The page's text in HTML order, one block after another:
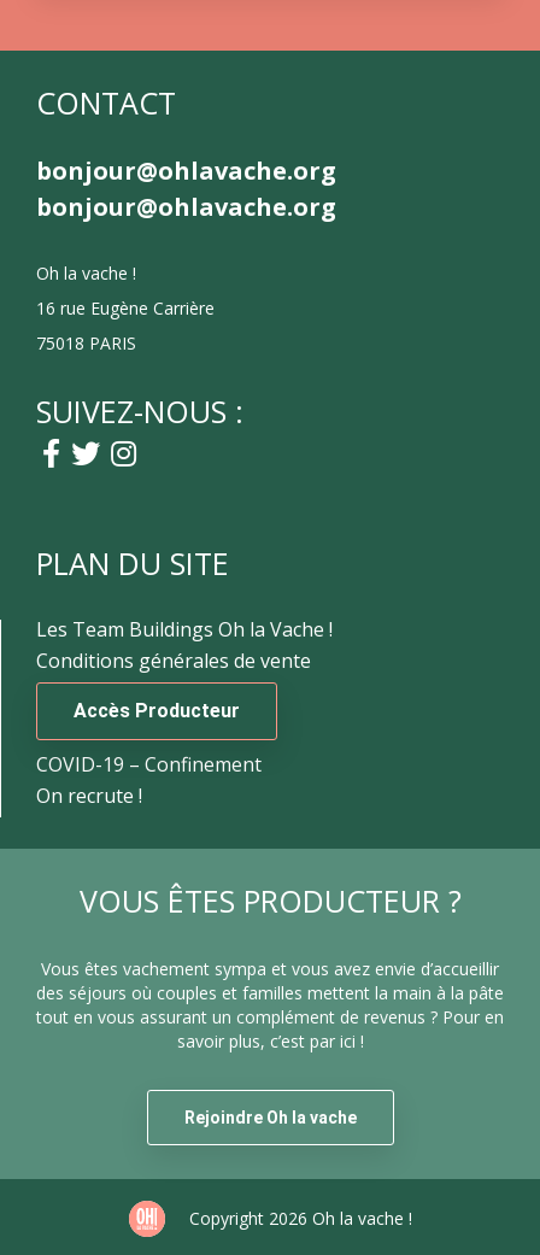
CONTACT
bonjour@ohlavache.org
bonjour@ohlavache.org
Oh la vache !
16 rue Eugène Carrière
75018 PARIS
SUIVEZ-NOUS :
PLAN DU SITE
Les Team Buildings Oh la Vache !
Conditions générales de vente
Accès Producteur
COVID-19 – Confinement
On recrute !
VOUS ÊTES PRODUCTEUR ?
Vous êtes vachement sympa et vous avez envie d’accueillir
des séjours où couples et familles mettent la main à la pâte
tout en vous assurant un complément de revenus ? Pour en
savoir plus, c’est par ici !
Rejoindre Oh la vache
Copyright 2026 Oh la vache !